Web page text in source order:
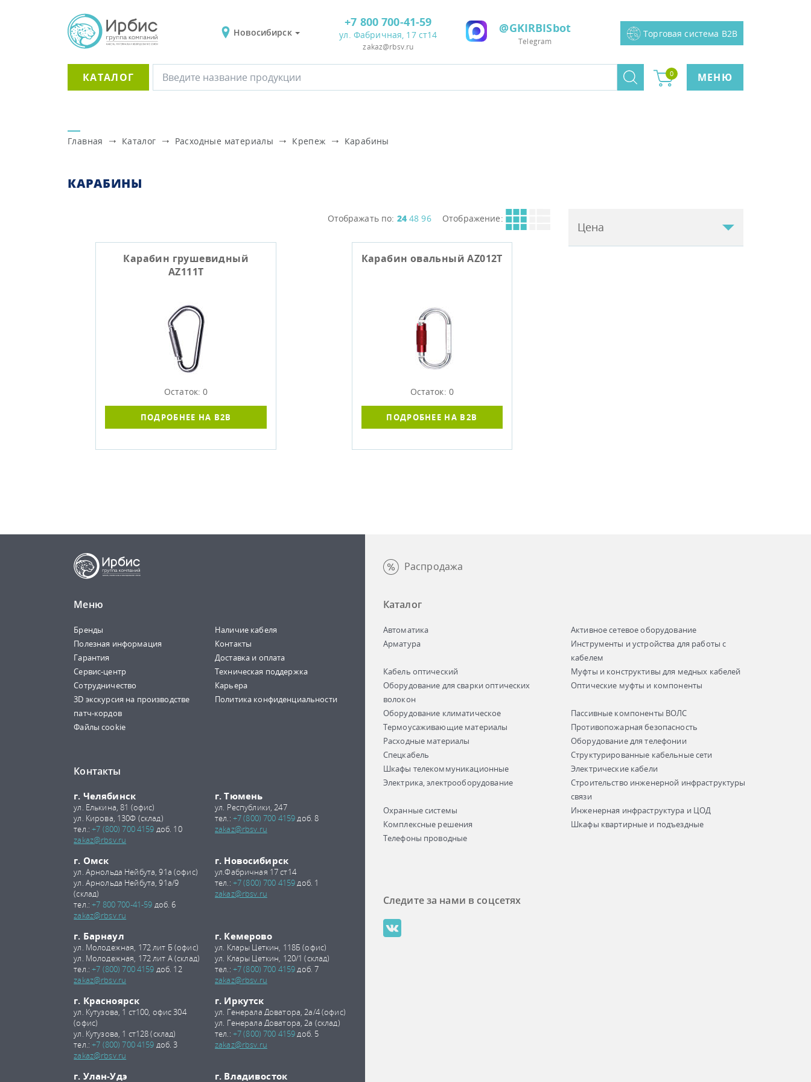
Новосибирск
+7 800 700-41-59
ул. Фабричная, 17 ст14
zakaz@rbsv.ru
@GKIRBISbot
Telegram
Торговая система B2B
КАТАЛОГ 0 МЕНЮ
Главная Каталог Расходные материалы Крепеж Карабины
Цена
КАРАБИНЫ
Отображать по: 24 48 96 Отображение:
Карабин грушевидный
AZ111T
Остаток: 0
ПОДРОБНЕЕ НА B2B
Карабин овальный AZ012T
Остаток: 0
ПОДРОБНЕЕ НА B2B
Меню
Бренды
Наличие кабеля
Полезная информация
Контакты
Гарантия
Доставка и оплата
Сервис-центр
Техническая поддержка
Сотрудничество
Карьера
3D экскурсия на производстве
патч-кордов
Политика конфиденциальности
Файлы cookie
Контакты
г. Челябинск
ул. Елькина, 81 (офис)
ул. Кирова, 130Ф (склад)
тел.:+7 (800) 700 4159 доб. 10
zakaz@rbsv.ru
г. Тюмень
ул. Республики, 247
тел.: +7 (800) 700 4159доб. 8
zakaz@rbsv.ru
г. Омск
ул. Арнольда Нейбута, 91а (офис)
ул. Арнольда Нейбута, 91а/9
(склад)
тел.:+7 800 700-41-59 доб. 6
zakaz@rbsv.ru
г. Новосибирск
ул.Фабричная 17 ст14
тел.: +7 (800) 700 4159доб. 1
zakaz@rbsv.ru
г. Барнаул
ул. Молодежная, 172 лит Б (офис)
ул. Молодежная, 172 лит А (склад)
тел.:+7 (800) 700 4159 доб. 12
zakaz@rbsv.ru
г. Кемерово
ул. Клары Цеткин, 118Б (офис)
ул. Клары Цеткин, 120/1 (склад)
тел.: +7 (800) 700 4159доб. 7
zakaz@rbsv.ru
г. Красноярск
ул. Кутузова, 1 ст100, офис 304
(офис)
ул. Кутузова, 1 ст128 (склад)
тел.:+7 (800) 700 4159 доб. 3
zakaz@rbsv.ru
г. Иркутск
ул. Генерала Доватора, 2а/4 (офис)
ул. Генерала Доватора, 2а (склад)
тел.: +7 (800) 700 4159доб. 5
zakaz@rbsv.ru
г. Улан-Удэ г. Владивосток
Распродажа
Каталог
Автоматика
Активное сетевое оборудование
Арматура
Инструменты и устройства для работы с
кабелем
Кабель оптический
Муфты и конструктивы для медных кабелей
Оборудование для сварки оптических
волокон
Оптические муфты и компоненты
Оборудование климатическое
Пассивные компоненты ВОЛС
Термоусаживающие материалы
Противопожарная безопасность
Расходные материалы
Оборудование для телефонии
Спецкабель
Структурированные кабельные сети
Шкафы телекоммуникационные
Электрические кабели
Электрика, электрооборудование
Строительство инженерной инфраструктуры
связи
Охранные системы
Инженерная инфраструктура и ЦОД
Комплексные решения
Шкафы квартирные и подъездные
Телефоны проводные
Следите за нами в соцсетях